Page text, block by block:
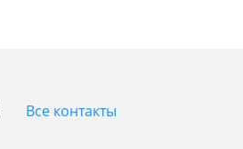
Все контакты